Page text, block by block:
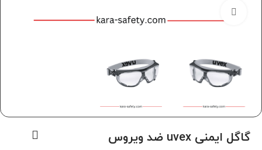
گاگل ایمنی uvex ضد ویروس